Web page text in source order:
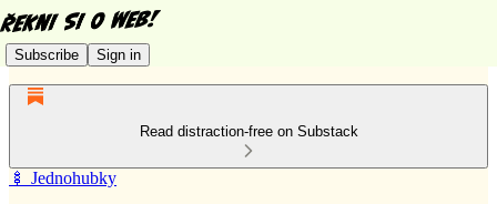
Subscribe Sign in
Read distraction-free on Substack
🍢 Jednohubky